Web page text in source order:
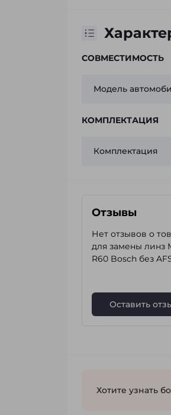
СОВМЕСТИМОСТЬ
Модель
КОМПЛЕКТАЦИЯ
Комплектация
Отзывы
Нет отзывов о
для замены линз
R60 Bosch без
Оставить
Хотите узнать